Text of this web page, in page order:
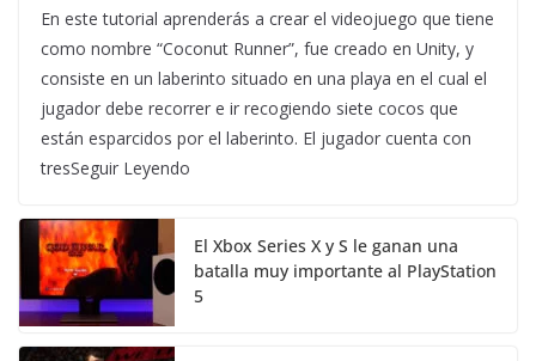
En este tutorial aprenderás a crear el videojuego que tiene
como nombre “Coconut Runner”, fue creado en Unity, y
consiste en un laberinto situado en una playa en el cual el
jugador debe recorrer e ir recogiendo siete cocos que
están esparcidos por el laberinto. El jugador cuenta con
tresSeguir Leyendo
El Xbox Series X y S le ganan una
batalla muy importante al PlayStation
5